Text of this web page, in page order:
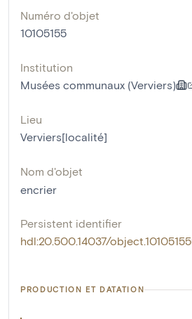
Numéro d'objet
10105155
Institution
Musées communaux (Verviers)
Lieu
Verviers[localité]
Nom d'objet
encrier
Persistent identifier
hdl:20.500.14037/object.10105155
PRODUCTION ET DATATION